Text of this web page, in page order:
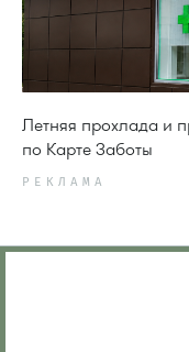
Летняя прохлада и
по Карте Заботы
РЕКЛАМА